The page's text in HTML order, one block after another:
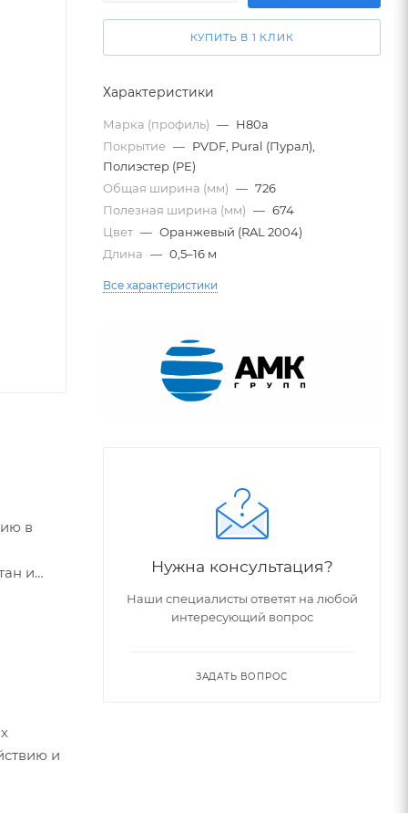
в
и
и
КУПИТЬ В 1 КЛИК
Характеристики
Марка (профиль) — Н80а
Покрытие — PVDF, Pural (Пурал),
Полиэстер (PE)
Общая ширина (мм) — 726
Полезная ширина (мм) — 674
Цвет — Оранжевый (RAL 2004)
Длина — 0,5–16 м
Все характеристики
Нужна консультация?
Наши специалисты ответят на любой
интересующий вопрос
ЗАДАТЬ ВОПРОС